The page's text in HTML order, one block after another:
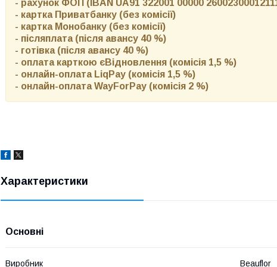
- рахунок ФОП (IBAN UA91 322001 00000
- картка Приватбанку (без комісії)
- картка Монобанку (без комісії)
- післяплата (після авансу 40 %)
- готівка (після авансу 40 %)
- оплата карткою єВідновлення (комісія 1,5 %)
- онлайн-оплата LiqPay (комісія 1,5 %)
- онлайн-оплата WayForPay (комісія 2 %)
Характеристики
Основні
Виробник Beauflor